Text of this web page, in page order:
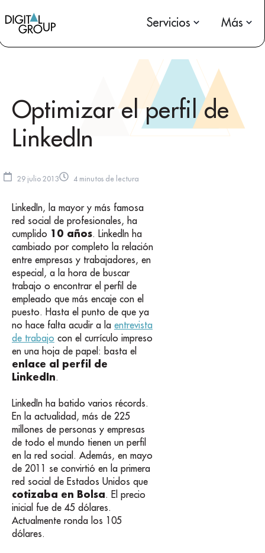
Servicios Más
Optimizar el perfil de
LinkedIn
29 julio 2013 4 minutos de lectura
LinkedIn, la mayor y más famosa
red social de profesionales, ha
cumplido 10 años. LinkedIn ha
cambiado por completo la relación
entre empresas y trabajadores, en
especial, a la hora de buscar
trabajo o encontrar el perfil de
empleado que más encaje con el
puesto. Hasta el punto de que ya
no hace falta acudir a la entrevista
de trabajo con el currículo impreso
en una hoja de papel: basta el
enlace al perfil de
LinkedIn.
LinkedIn ha batido varios récords.
En la actualidad, más de 225
millones de personas y empresas
de todo el mundo tienen un perfil
en la red social. Además, en mayo
de 2011 se convirtió en la primera
red social de Estados Unidos que
cotizaba en Bolsa. El precio
inicial fue de 45 dólares.
Actualmente ronda los 105
dólares.